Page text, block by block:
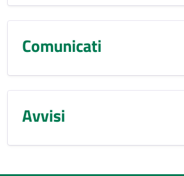
Comunicati
Avvisi